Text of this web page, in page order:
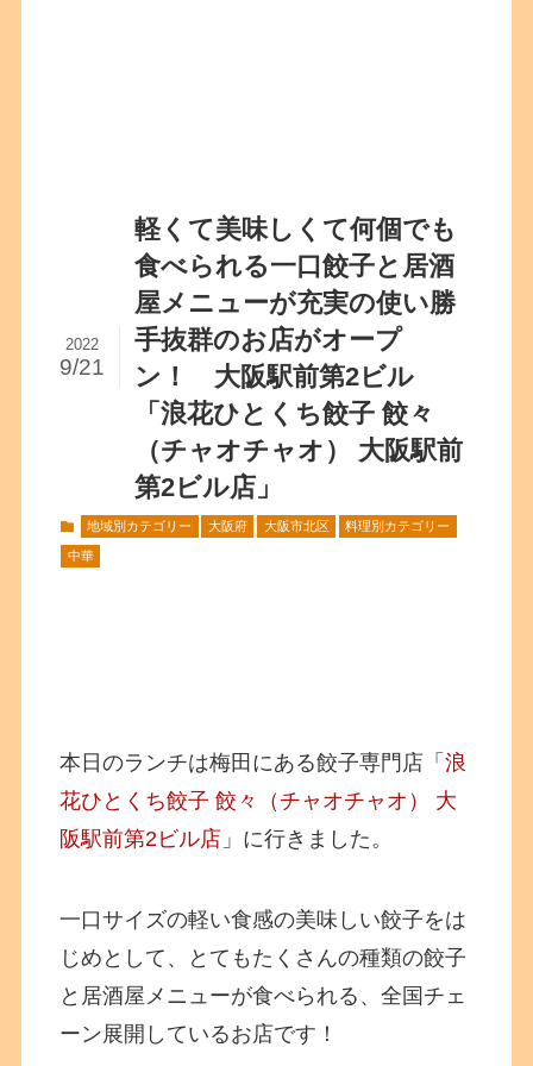
軽くて美味しくて何個でも
食べられる一口餃子と居酒
屋メニューが充実の使い勝
手抜群のお店がオープ
ン！ 大阪駅前第2ビル
「浪花ひとくち餃子 餃々
（チャオチャオ） 大阪駅前
第2ビル店」
2022
9/21
地域別カテゴリー 大阪府 大阪市北区 料理別カテゴリー
中華
本日のランチは梅田にある餃子専門店「浪
花ひとくち餃子 餃々（チャオチャオ） 大
阪駅前第2ビル店 」に行きました。
一口サイズの軽い食感の美味しい餃子をは
じめとして、とてもたくさんの種類の餃子
と居酒屋メニューが食べられる、全国チェ
ーン展開しているお店です！